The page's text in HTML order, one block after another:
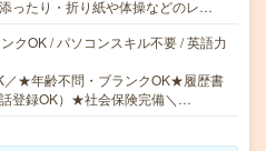
ったり・折り紙や体操などのレ…
クOK / パソコンスキル不要 / 英語力
／★年齢不問・ブランクOK★履歴書
登録OK）★社会保険完備＼…